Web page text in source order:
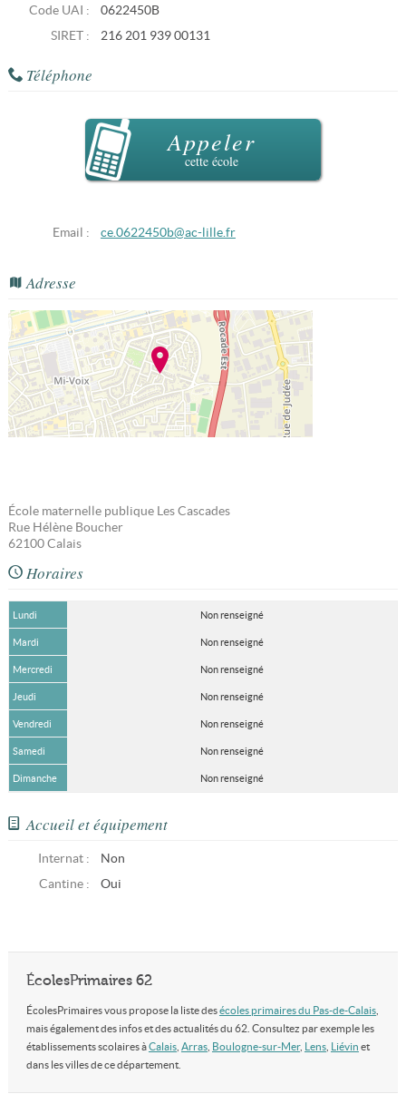
Code UAI :
0622450B
SIRET :
216 201 939 00131
Téléphone
Appeler
cette école
Email : ce.0622450b@ac-lille.fr
Adresse
École maternelle publique Les Cascades
Rue Hélène Boucher
62100 Calais
Horaires
Lundi Non renseigné
Mardi Non renseigné
Mercredi Non renseigné
Jeudi Non renseigné
Vendredi Non renseigné
Samedi Non renseigné
Dimanche Non renseigné
Accueil et équipement
Internat :
Non
Cantine :
Oui
ÉcolesPrimaires 62
ÉcolesPrimaires vous propose la liste desécoles primaires du Pas-de-Calais,
mais également des infos et des actualités du 62. Consultez par exemple les
établissements scolaires àCalais, Arras, Boulogne-sur-Mer, Lens, Liévin et
dans les villes de ce département.